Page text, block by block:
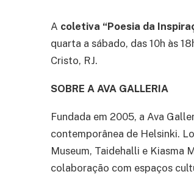
A coletiva “Poesia da
quarta a sábado, das 10h às
Cristo, RJ.
SOBRE A AVA GALLERIA
Fundada em 2005, a Ava
contemporânea de Helsinki.
Museum, Taidehalli e Kiasma
colaboração com espaços